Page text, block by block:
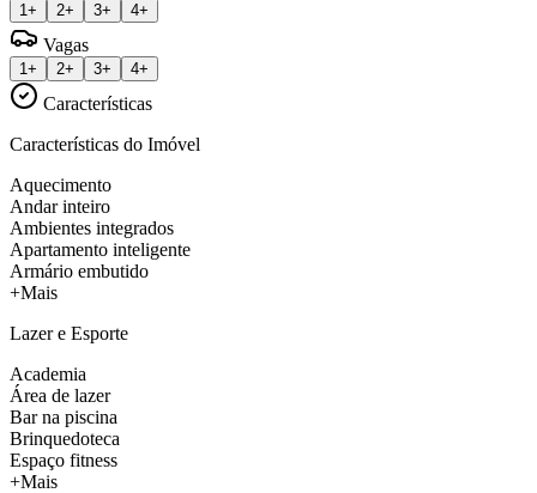
1+ 2+ 3+ 4+
Vagas
1+ 2+ 3+ 4+
Características
Características do Imóvel
Aquecimento
Andar inteiro
Ambientes integrados
Apartamento inteligente
Armário embutido
+Mais
Lazer e Esporte
Academia
Área de lazer
Bar na piscina
Brinquedoteca
Espaço fitness
+Mais